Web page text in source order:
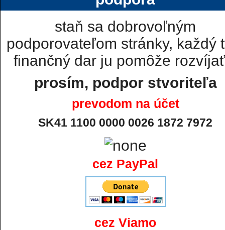
staň sa dobrovoľným
podporovateľom stránky, každý
finančný dar ju pomôže
prosím, podpor stvoriteľa
prevodom na účet
SK41 1100 0000 0026 1872 7972
cez PayPal
cez Viamo